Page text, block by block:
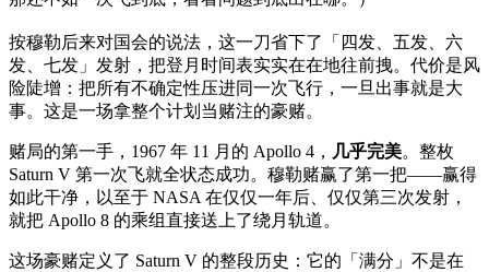
按穆勒后来对国会的说法，这一刀省下了「四发、五发、六
发、七发」发射，把登月时间表实实在在地往前拽。代价是风
险陡增：把所有不确定性压进同一次飞行，一旦出事就是大
事。这是一场拿整个计划当赌注的豪赌。
赌局的第一手，1967 年 11 月的 Apollo 4， 几乎完美。整枚
Saturn V 第一次飞就全状态成功。穆勒赌赢了第一把——赢得
如此干净，以至于 NASA 在仅仅一年后、仅仅第三次发射，
就把 Apollo 8 的乘组直接送上了绕月轨道。
这场豪赌定义了 Saturn V 的整段历史：它的「满分」不是在